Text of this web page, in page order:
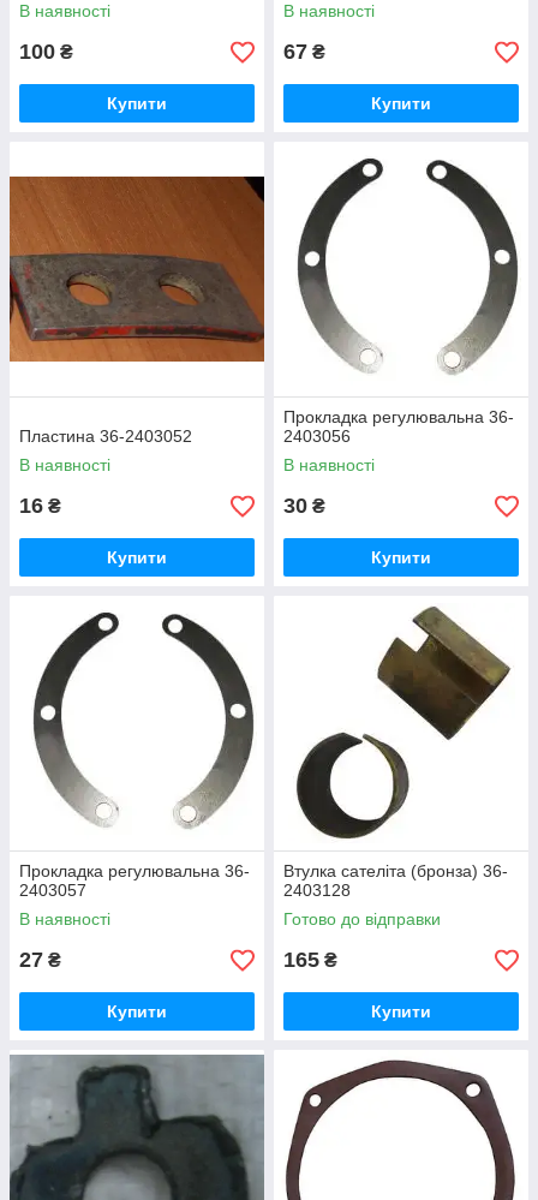
В наявності
100 ₴
Купити
В наявності
67 ₴
Купити
Пластина 36-2403052
В наявності
16 ₴
Купити
Прокладка регулювальна 36-
2403056
В наявності
30 ₴
Купити
Прокладка регулювальна 36-
2403057
В наявності
27 ₴
Купити
Втулка сателіта (бронза) 36-
2403128
Готово до відправки
165 ₴
Купити